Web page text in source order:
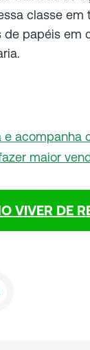
classe em
de papéis em
acompanha
maior
VIVER DE